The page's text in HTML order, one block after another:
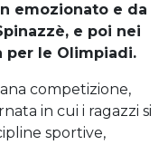
emozionato e da
e poi nei
per le Olimpiadi.
competizione,
in cui i ragazzi si
sportive,